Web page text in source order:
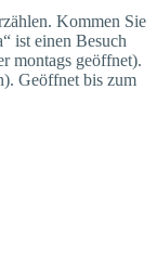
Kommen Sie
ist einen Besuch
montags geöffnet).
Geöffnet bis zum